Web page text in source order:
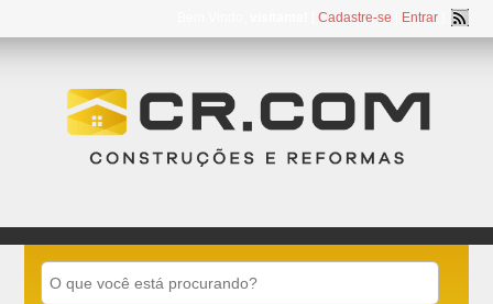
Cadastre-se Entrar]